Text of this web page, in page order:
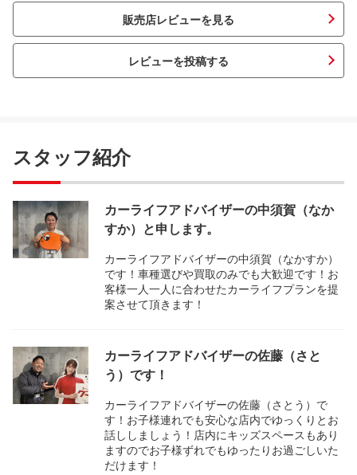
販売店レビューを見る
レビューを投稿する
スタッフ紹介
カーライフアドバイザーの中須賀（なか
すか）と申します。
カーライフアドバイザーの中須賀（なかすか）
です！車種選びや買取のみでも大歓迎です！お
客様一人一人に合わせたカーライフプランを提
案させて頂きます！
カーライフアドバイザーの佐藤（さと
う）です！
カーライフアドバイザーの佐藤（さとう）で
す！お子様連れでも安心な店内でゆっくりとお
話ししましょう！店内にキッズスペースもあり
ますのでお子様ずれでもゆったりお過ごしいた
だけます！